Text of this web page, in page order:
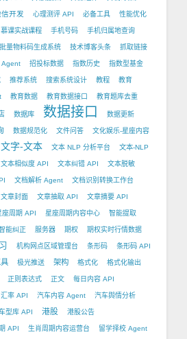
信开发 心理测评 API 必备工具 性能优化
慕课实战课程 手机号码 手机归属地查询
批量物料码生成系统 技术博客头条 抓取链接
Agent 招投标数据 指数历史 指数型基金
推荐系统 搜索系统设计 教程 教育
教育数据 教育数据接口 教育题库去重
数据库 数据接口 数据更新
数据规范化 文件问答 文化娱乐-星座内容
文字-文本 文本 NLP 分析平台 文本-NLP
文本相似度 API 文本纠错 API 文本脱敏
文档解析 Agent 文档识别转换工作台
文章封面 文章抽取 API 文章摘要 API
座周期 API 星座周期内容中心 智能提取
能纠正 服务器 期权 期权实时行情数据
机构网点区域管理台 条形码 条形码 API
极光推送 架构 格式化 格式化输出
正则表达式 正文 每日内容 API
汇率 API 汽车内容 Agent 汽车舆情分析
型库 API 港股 港股公告
API 生肖周期内容运营台 留学择校 Agent